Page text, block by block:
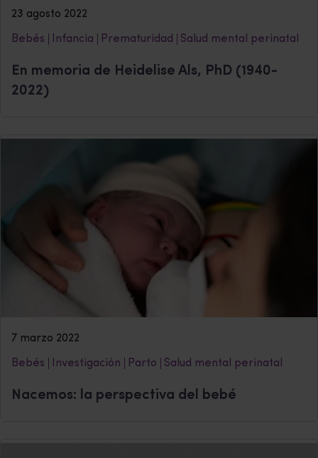
23 agosto 2022
Bebés Infancia Prematuridad Salud mental perinatal
En memoria de Heidelise Als, PhD (1940-
2022)
7 marzo 2022
Bebés Investigación Parto Salud mental perinatal
Nacemos: la perspectiva del bebé